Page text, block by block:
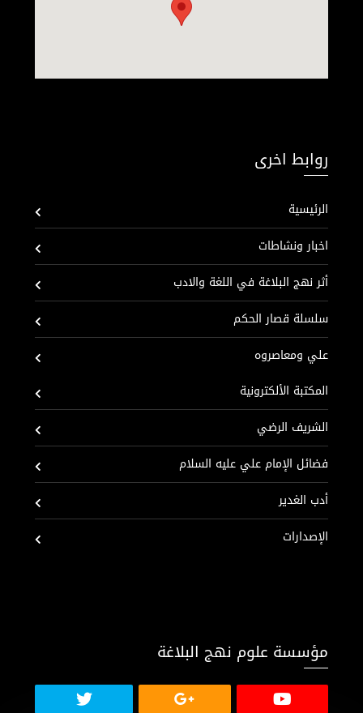
روابط اخرى
الرئيسية
اخبار ونشاطات
أثر نهج البلاغة في اللغة والادب
سلسلة قصار الحكم
علي ومعاصروه
المكتبة الألكترونية
الشريف الرضي
فضائل الإمام علي عليه السلام
أدب الغدير
الإصدارات
مؤسسة علوم نهج البلاغة